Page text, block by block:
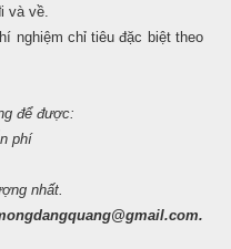
và về.
nghiệm chỉ tiêu đặc biệt theo
để được:
phí
nhất.